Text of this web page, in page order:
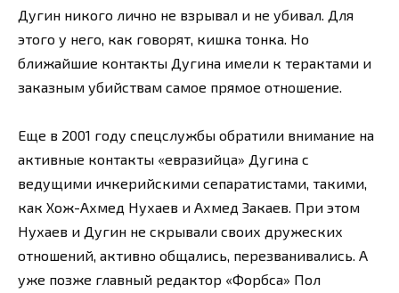
Дугин никого лично не взрывал и не убивал. Для
этого у него, как говорят, кишка тонка. Но
ближайшие контакты Дугина имели к терактами и
заказным убийствам самое прямое отношение.
Еще в 2001 году спецслужбы обратили внимание на
активные контакты «евразийца» Дугина с
ведущими ичкерийскими сепаратистами, такими,
как Хож-Ахмед Нухаев и Ахмед Закаев. При этом
Нухаев и Дугин не скрывали своих дружеских
отношений, активно общались, перезванивались. А
уже позже главный редактор «Форбса» Пол